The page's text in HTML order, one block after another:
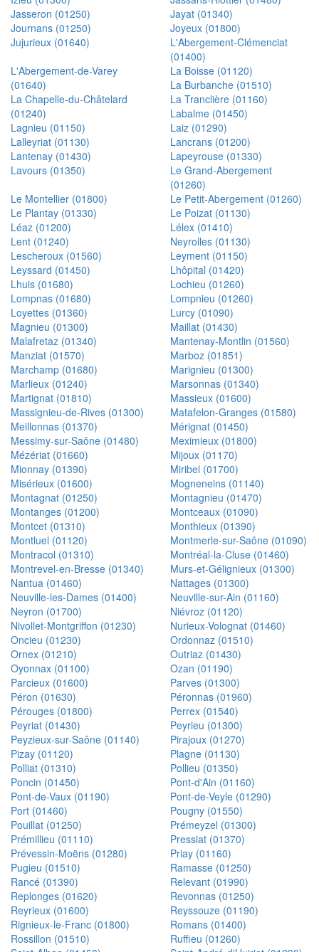
Jasseron (01250)
Jayat (01340)
Journans (01250)
Joyeux (01800)
Jujurieux (01640)
L'Abergement-Clémenciat
(01400)
L'Abergement-de-Varey
(01640)
La Boisse (01120)
La Burbanche (01510)
La Chapelle-du-Châtelard
(01240)
La Tranclière (01160)
Labalme (01450)
Lagnieu (01150)
Laiz (01290)
Lalleyriat (01130)
Lancrans (01200)
Lantenay (01430)
Lapeyrouse (01330)
Lavours (01350)
Le Grand-Abergement
(01260)
Le Montellier (01800)
Le Petit-Abergement (01260)
Le Plantay (01330)
Le Poizat (01130)
Léaz (01200)
Lélex (01410)
Lent (01240)
Neyrolles (01130)
Lescheroux (01560)
Leyment (01150)
Leyssard (01450)
Lhôpital (01420)
Lhuis (01680)
Lochieu (01260)
Lompnas (01680)
Lompnieu (01260)
Loyettes (01360)
Lurcy (01090)
Magnieu (01300)
Maillat (01430)
Malafretaz (01340)
Mantenay-Montlin (01560)
Manziat (01570)
Marboz (01851)
Marchamp (01680)
Marignieu (01300)
Marlieux (01240)
Marsonnas (01340)
Martignat (01810)
Massieux (01600)
Massignieu-de-Rives (01300)
Matafelon-Granges (01580)
Meillonnas (01370)
Mérignat (01450)
Messimy-sur-Saône (01480)
Meximieux (01800)
Mézériat (01660)
Mijoux (01170)
Mionnay (01390)
Miribel (01700)
Misérieux (01600)
Mogneneins (01140)
Montagnat (01250)
Montagnieu (01470)
Montanges (01200)
Montceaux (01090)
Montcet (01310)
Monthieux (01390)
Montluel (01120)
Montmerle-sur-Saône (01090)
Montracol (01310)
Montréal-la-Cluse (01460)
Montrevel-en-Bresse (01340)
Murs-et-Gélignieux (01300)
Nantua (01460)
Nattages (01300)
Neuville-les-Dames (01400)
Neuville-sur-Ain (01160)
Neyron (01700)
Niévroz (01120)
Nivollet-Montgriffon (01230)
Nurieux-Volognat (01460)
Oncieu (01230)
Ordonnaz (01510)
Ornex (01210)
Outriaz (01430)
Oyonnax (01100)
Ozan (01190)
Parcieux (01600)
Parves (01300)
Péron (01630)
Péronnas (01960)
Pérouges (01800)
Perrex (01540)
Peyriat (01430)
Peyrieu (01300)
Peyzieux-sur-Saône (01140)
Pirajoux (01270)
Pizay (01120)
Plagne (01130)
Polliat (01310)
Pollieu (01350)
Poncin (01450)
Pont-d'Ain (01160)
Pont-de-Vaux (01190)
Pont-de-Veyle (01290)
Port (01460)
Pougny (01550)
Pouillat (01250)
Prémeyzel (01300)
Prémillieu (01110)
Pressiat (01370)
Prévessin-Moëns (01280)
Priay (01160)
Pugieu (01510)
Ramasse (01250)
Rancé (01390)
Relevant (01990)
Replonges (01620)
Revonnas (01250)
Reyrieux (01600)
Reyssouze (01190)
Rignieux-le-Franc (01800)
Romans (01400)
Rossillon (01510)
Ruffieu (01260)